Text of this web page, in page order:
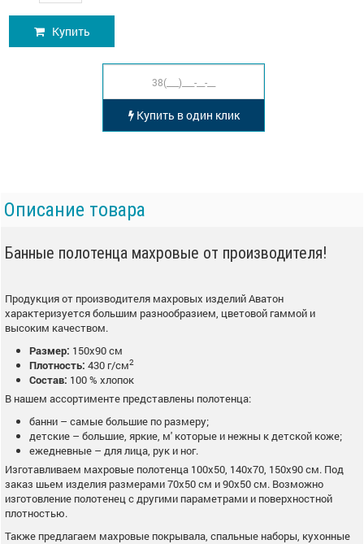
Купить
Купить в один клик
Описание товара
Банные полотенца махровые от производителя!
Продукция от производителя махровых изделий Аватон
характеризуется большим разнообразием, цветовой гаммой и
высоким качеством.
Размер: 150х90 см
Плотность: 430 г/см2
Состав: 100 % хлопок
В нашем ассортименте представлены полотенца:
банни – самые большие по размеру;
детские – большие, яркие, м' которые и нежны к детской коже;
ежедневные – для лица, рук и ног.
Изготавливаем махровые полотенца 100х50, 140х70, 150х90 см. Под
заказ шьем изделия размерами 70х50 см и 90х50 см. Возможно
изготовление полотенец с другими параметрами и поверхностной
плотностью.
Также предлагаем махровые покрывала, спальные наборы, кухонные